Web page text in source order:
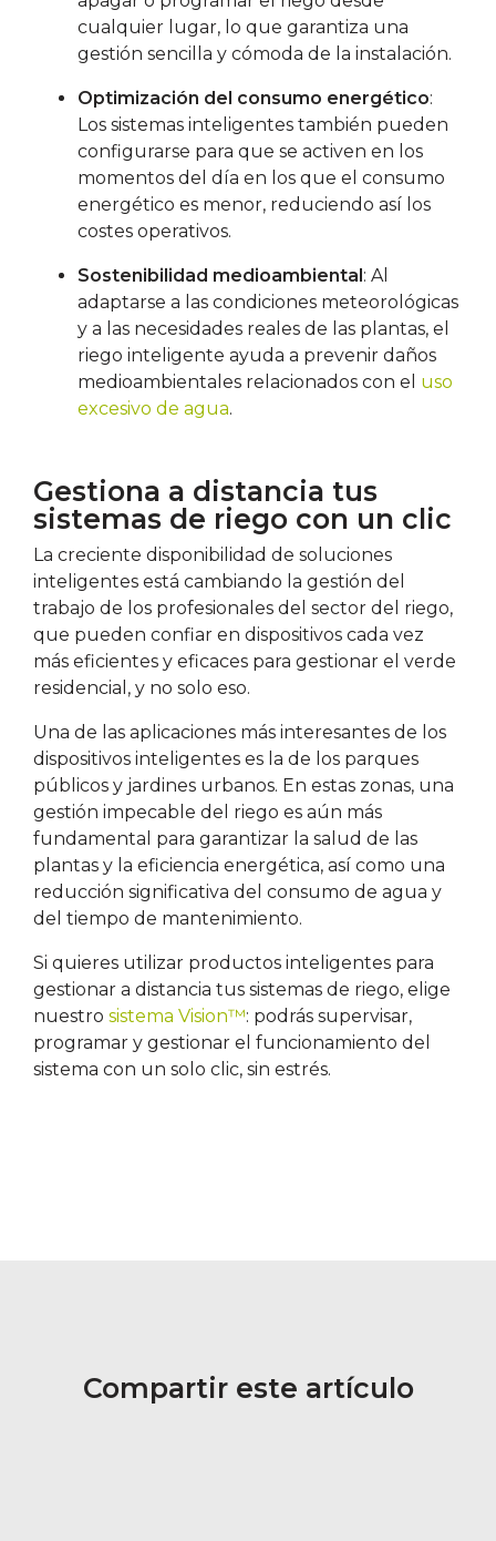
cualquier lugar, lo que garantiza una
gestión sencilla y cómoda de la instalación.
Optimización del consumo energético:
Los sistemas inteligentes también pueden
configurarse para que se activen en los
momentos del día en los que el consumo
energético es menor, reduciendo así los
costes operativos.
Sostenibilidad medioambiental : Al
adaptarse a las condiciones meteorológicas
y a las necesidades reales de las plantas, el
riego inteligente ayuda a prevenir daños
medioambientales relacionados con el uso
excesivo de agua.
Gestiona a distancia tus
sistemas de riego con un clic
La creciente disponibilidad de soluciones
inteligentes está cambiando la gestión del
trabajo de los profesionales del sector del riego,
que pueden confiar en dispositivos cada vez
más eficientes y eficaces para gestionar el verde
residencial, y no solo eso.
Una de las aplicaciones más interesantes de los
dispositivos inteligentes es la de los parques
públicos y jardines urbanos. En estas zonas, una
gestión impecable del riego es aún más
fundamental para garantizar la salud de las
plantas y la eficiencia energética, así como una
reducción significativa del consumo de agua y
del tiempo de mantenimiento.
Si quieres utilizar productos inteligentes para
gestionar a distancia tus sistemas de riego, elige
nuestro sistema Vision™: podrás supervisar,
programar y gestionar el funcionamiento del
sistema con un solo clic, sin estrés.
Compartir este artículo